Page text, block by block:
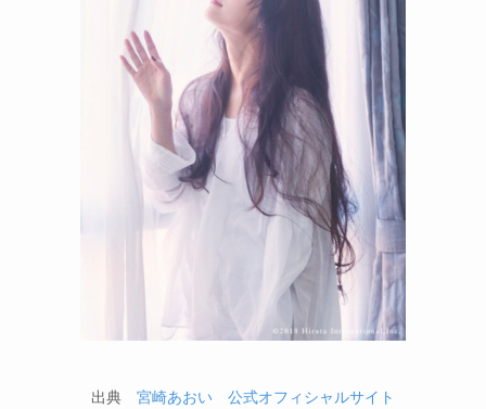
出典 宮崎あおい 公式オフィシャルサイト